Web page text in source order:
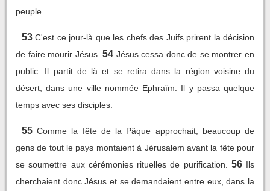
peuple.
53 C'est ce jour-là que les chefs des Juifs prirent la décision
de faire mourir Jésus. 54 Jésus cessa donc de se montrer en
public. Il partit de là et se retira dans la région voisine du
désert, dans une ville nommée Ephraïm. Il y passa quelque
temps avec ses disciples.
55 Comme la fête de la Pâque approchait, beaucoup de
gens de tout le pays montaient à Jérusalem avant la fête pour
se soumettre aux cérémonies rituelles de purification.
56 Ils
cherchaient donc Jésus et se demandaient entre eux, dans la